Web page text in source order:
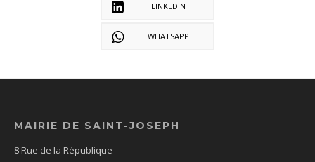
LINKEDIN
WHATSAPP
MAIRIE DE SAINT-JOSEPH
8 Rue de la République